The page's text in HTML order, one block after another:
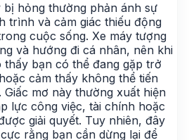
bị hỏng thường phản ánh sự
trình và cảm giác thiếu động
cuộc sống. Xe máy tượng
và hướng đi cá nhân, nên khi
bạn có thể đang gặp trở
cảm thấy không thể tiến
mơ này thường xuất hiện
lực công việc, tài chính hoặc
giải quyết. Tuy nhiên, đây
rằng bạn cần dừng lại để